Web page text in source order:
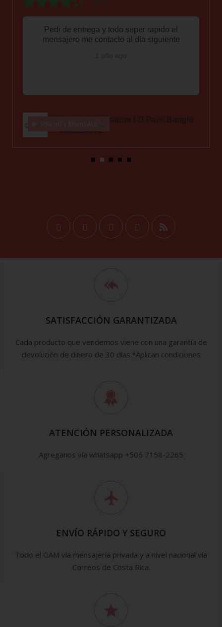
Pedi de entrega y todo super rapido el
mensajero me contacto al día siguiente
Pandora Signature I-D Pavé Bangle
592313C01
SATISFACCIÓN GARANTIZADA
Cada producto que vendemos viene con una garantía de
devolución de dinero de 30 días.*Aplican condiciones
ATENCIÓN PERSONALIZADA
Agreganos vía whatsapp +506 7158-2265
ENVÍO RÁPIDO Y SEGURO
Todo el GAM vía mensajería privada y a nivel nacional vía
Correos de Costa Rica.